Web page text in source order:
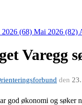
2026 (68) Mai 2026 (82)
Varegg
den
god økonomi og søker